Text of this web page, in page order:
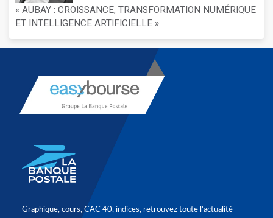
« AUBAY : CROISSANCE, TRANSFORMATION NUMÉRIQUE
ET INTELLIGENCE ARTIFICIELLE »
Graphique, cours, CAC 40, indices, retrouvez toute l'actualité